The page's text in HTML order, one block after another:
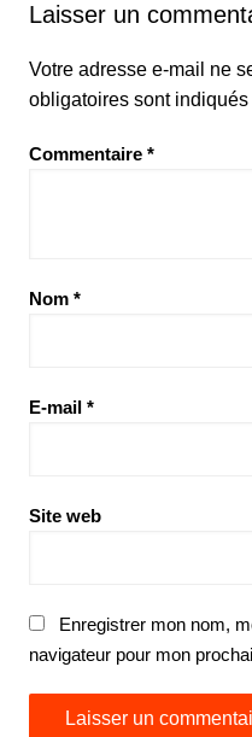
Laisser un
Votre adresse e-mail ne
obligatoires sont indiqués
Commentaire *
Nom *
E-mail *
Site web
Enregistrer mon nom,
navigateur pour mon